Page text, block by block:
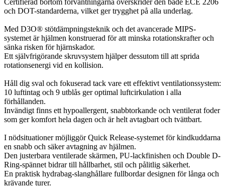
och DOT-standarderna, vilket ger trygghet på alla underlag.
Med D3O® stötdämpningsteknik och det avancerade MIPS-
systemet är hjälmen konstruerad för att minska rotationskrafter och
sänka risken för hjärnskador.
Ett självfrigörande skruvsystem hjälper dessutom till att sprida
rotationsenergi vid en kollision.
Håll dig sval och fokuserad tack vare ett effektivt ventilationssystem:
10 luftintag och 9 utblås ger optimal luftcirkulation i alla
förhållanden.
Invändigt finns ett hypoallergent, snabbtorkande och ventilerat foder
som ger komfort hela dagen och är helt avtagbart och tvättbart.
I nödsituationer möjliggör Quick Release-systemet för kindkuddarna
en snabb och säker avtagning av hjälmen.
Den justerbara ventilerade skärmen, PU-lackfinishen och Double D-
Ring-spännet bidrar till hållbarhet, stil och pålitlig säkerhet.
En praktisk hydrabag-slanghållare fullbordar designen för långa och
krävande turer.